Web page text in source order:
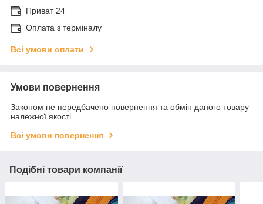
Приват 24
Оплата з терміналу
Всі умови оплати
Умови повернення
Законом не передбачено повернення та обмін даного товару
належної якості
Всі умови повернення
Подібні товари компанії